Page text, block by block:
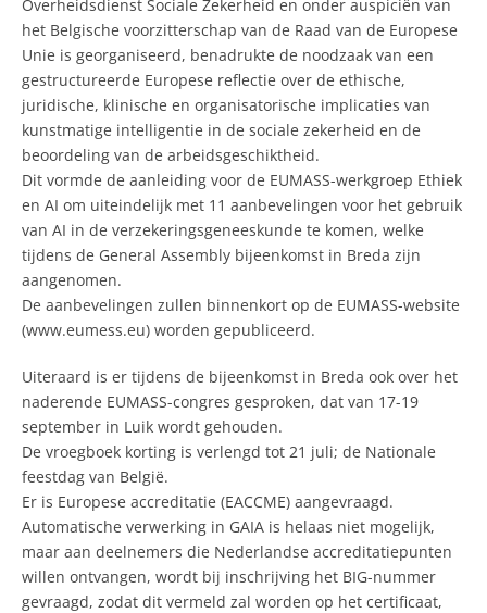
Overheidsdienst Sociale Zekerheid en onder auspiciën van
het Belgische voorzitterschap van de Raad van de Europese
Unie is georganiseerd, benadrukte de noodzaak van een
gestructureerde Europese reflectie over de ethische,
juridische, klinische en organisatorische implicaties van
kunstmatige intelligentie in de sociale zekerheid en de
beoordeling van de arbeidsgeschiktheid.
​Dit vormde de aanleiding voor de EUMASS-werkgroep Ethiek
en AI om uiteindelijk met 11 aanbevelingen voor het gebruik
van AI in de verzekeringsgeneeskunde te komen, welke
tijdens de General Assembly bijeenkomst in Breda zijn
aangenomen.
​De aanbevelingen zullen binnenkort op de EUMASS-website
(www.eumess.eu) worden gepubliceerd.
Uiteraard is er tijdens de bijeenkomst in Breda ook over het
naderende EUMASS-congres gesproken, dat van 17-19
september in Luik wordt gehouden.
​De vroegboek korting is verlengd tot 21 juli; de Nationale
feestdag van België.
​Er is Europese accreditatie (EACCME) aangevraagd.
Automatische verwerking in GAIA is helaas niet mogelijk,
maar aan deelnemers die Nederlandse accreditatiepunten
willen ontvangen, wordt bij inschrijving het BIG-nummer
gevraagd, zodat dit vermeld zal worden op het certificaat,